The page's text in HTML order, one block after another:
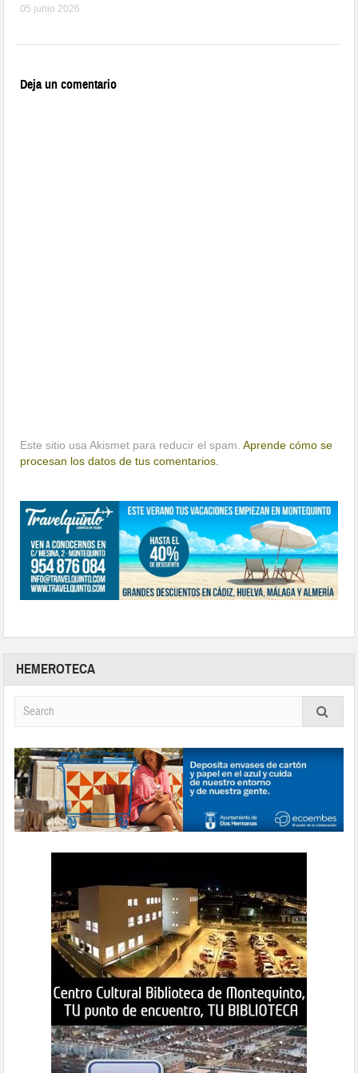
05 junio 2026
Deja un comentario
Este sitio usa Akismet para reducir el spam.Aprende cómo se
procesan los datos de tus comentarios.
HEMEROTECA